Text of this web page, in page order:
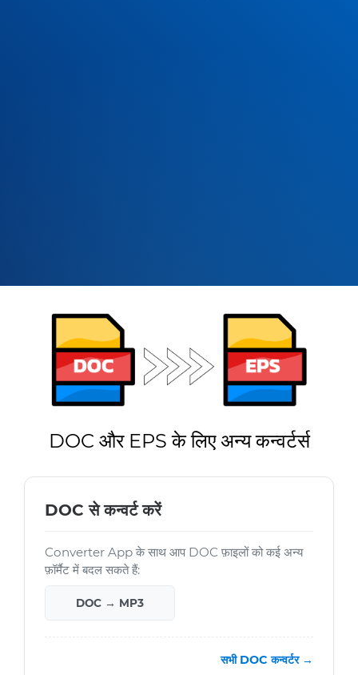
DOC और EPS के लिए अन्य कन्वर्टर्स
DOC से कन्वर्ट करें
Converter App के साथ आप DOC फ़ाइलों को कई अन्य
फ़ॉर्मैट में बदल सकते हैं:
DOC → MP3
सभी DOC कन्वर्टर →